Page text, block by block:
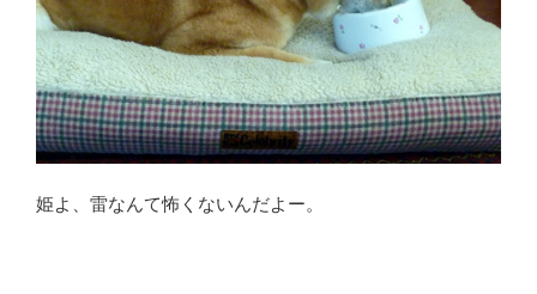
姫よ、雷なんて怖くないんだよー。